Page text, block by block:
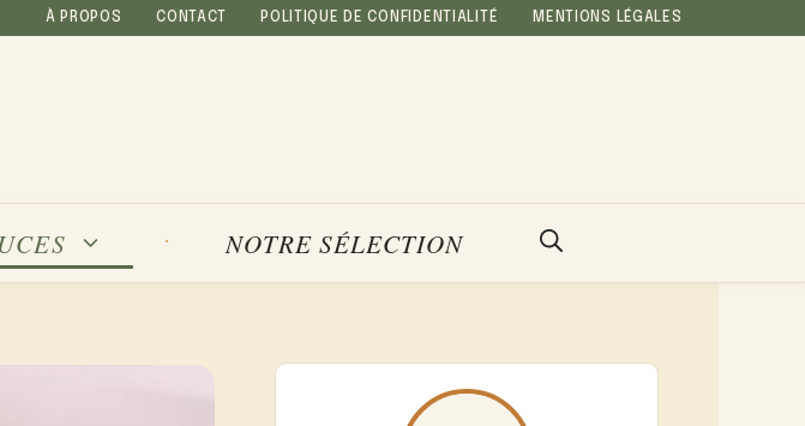
À PROPOS CONTACT POLITIQUE DE CONFIDENTIALITÉ MENTIONS LÉGALES
NOTRE SÉLECTION